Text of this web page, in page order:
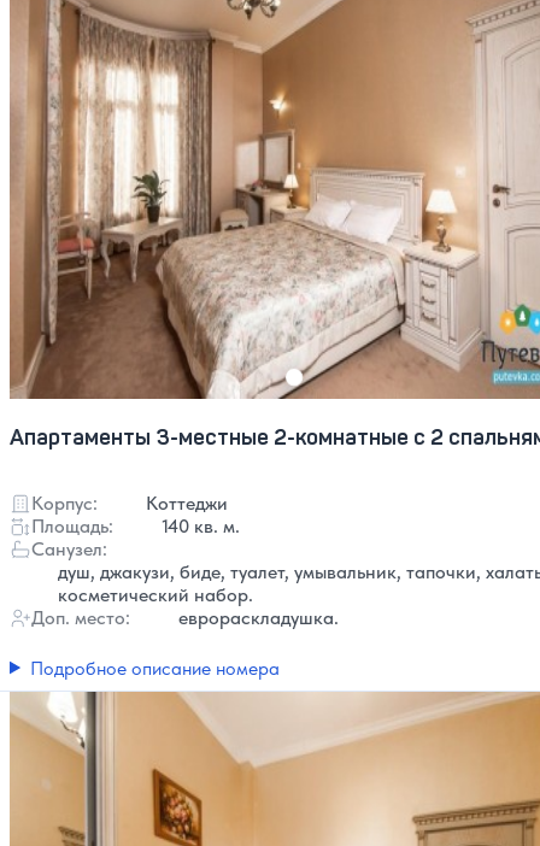
Апартаменты 3-местные 2-комнатные с 2
Корпус:
Коттеджи
Площадь:
140 кв. м.
Санузел:
душ, джакузи, биде, туалет, умывальник, тапочки,
косметический набор.
Доп. место:
еврораскладушка.
Подробное описание номера